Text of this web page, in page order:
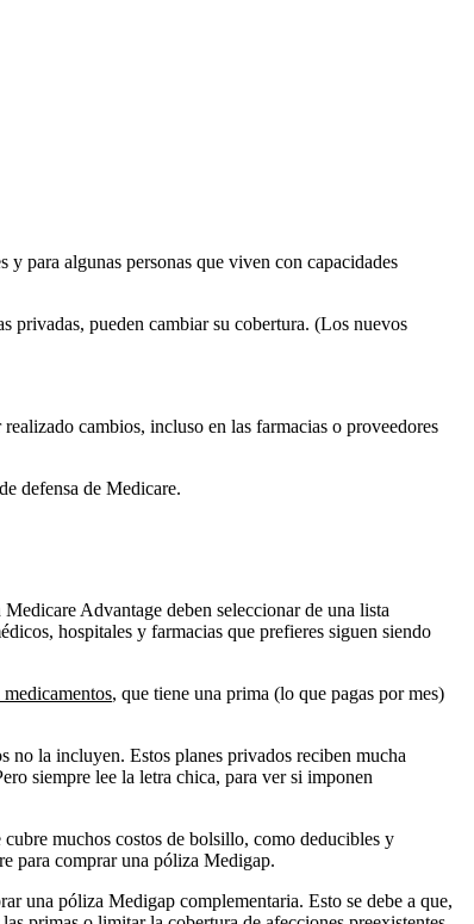
para algunas personas que viven con capacidades
privadas, pueden cambiar su cobertura. (Los nuevos
cambios, incluso en las farmacias o proveedores
defensa de Medicare.
Advantage deben seleccionar de una lista
hospitales y farmacias que prefieres siguen siendo
, que tiene una prima (lo que pagas por mes)
no la incluyen. Estos planes privados reciben mucha
siempre lee la letra chica, para ver si imponen
cubre muchos costos de bolsillo, como deducibles y
para comprar una póliza Medigap.
una póliza Medigap complementaria. Esto se debe a que,